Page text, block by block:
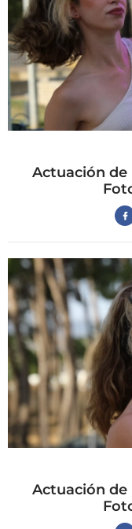
Actuación de
Actuación de